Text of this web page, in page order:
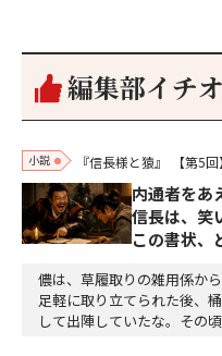
編集部イチ
小説 『信長様と猿』 【第5回】
内通者をあ
信長は、笑
この書状、
儂は、草履取りの雑用係か
足軽に取り立てられた後、
して出陣していたな。その